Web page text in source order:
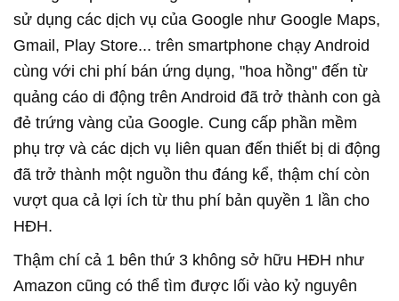
sử dụng các dịch vụ của Google như Google Maps,
Gmail, Play Store... trên smartphone chạy Android
cùng với chi phí bán ứng dụng, "hoa hồng" đến từ
quảng cáo di động trên Android đã trở thành con gà
đẻ trứng vàng của Google. Cung cấp phần mềm
phụ trợ và các dịch vụ liên quan đến thiết bị di động
đã trở thành một nguồn thu đáng kể, thậm chí còn
vượt qua cả lợi ích từ thu phí bản quyền 1 lần cho
HĐH.
Thậm chí cả 1 bên thứ 3 không sở hữu HĐH như
Amazon cũng có thể tìm được lối vào kỷ nguyên